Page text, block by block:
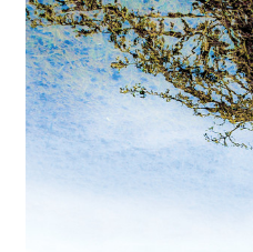
Of
The
Hydra
CD